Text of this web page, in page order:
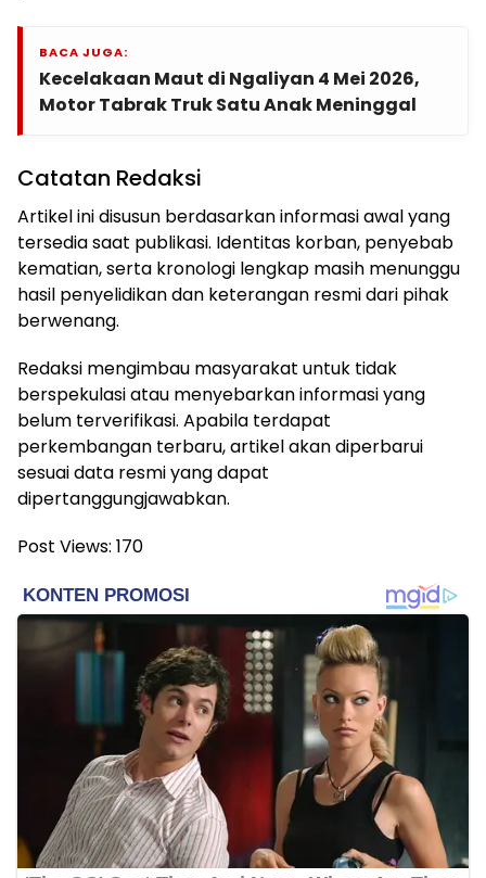
BACA JUGA:
Kecelakaan Maut di Ngaliyan 4 Mei 2026,
Motor Tabrak Truk Satu Anak Meninggal
Catatan Redaksi
Artikel ini disusun berdasarkan informasi awal yang
tersedia saat publikasi. Identitas korban, penyebab
kematian, serta kronologi lengkap masih menunggu
hasil penyelidikan dan keterangan resmi dari pihak
berwenang.
Redaksi mengimbau masyarakat untuk tidak
berspekulasi atau menyebarkan informasi yang
belum terverifikasi. Apabila terdapat
perkembangan terbaru, artikel akan diperbarui
sesuai data resmi yang dapat
dipertanggungjawabkan.
Post Views: 170